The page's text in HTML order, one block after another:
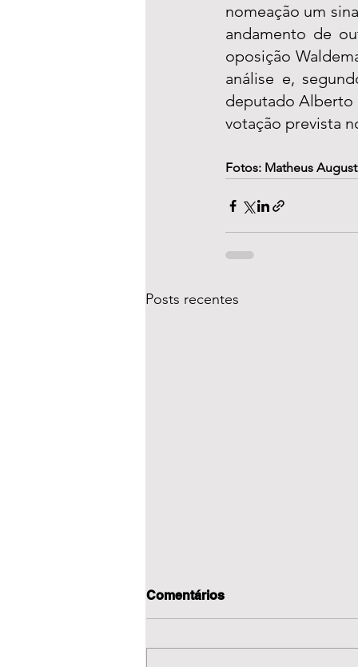
nomeação um
andamento de
oposição
análise e,
deputado Alberto
votação prevista
Fotos: Matheus
Posts recentes
Comentários